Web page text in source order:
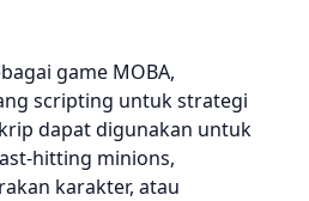
game MOBA,
scripting untuk strategi
dapat digunakan untuk
hitting minions,
karakter, atau